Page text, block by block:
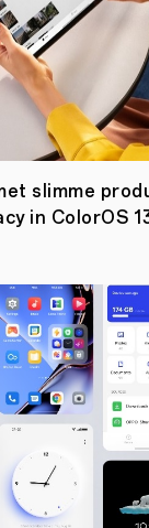
dringende
noodzaak
van
maatregelen.
OPPO
gelooft
dat
in
wetenschap
en
technologie
betere
Na
jaren
van
onderzoek
en
analyse
heeft
het
bedrijf
zijn
OPPO
slimme
in ColorOS